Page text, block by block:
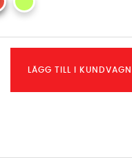
LÄGG TILL I KUNDVAGN